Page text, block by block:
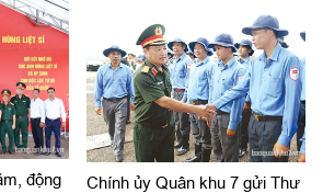
động
Chính ủy Quân khu 7 gửi Thư